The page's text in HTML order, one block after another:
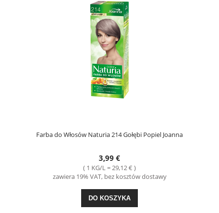
Farba do Włosów Naturia 214 Gołębi Popiel Joanna
3,99 €
( 1 KG/L = 29,12 € )
zawiera 19% VAT, bez kosztów dostawy
DO KOSZYKA